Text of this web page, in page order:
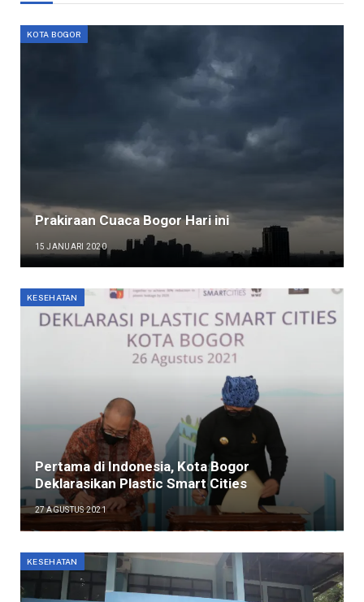
KOTA BOGOR
Prakiraan Cuaca Bogor Hari ini
15 JANUARI 2020
KESEHATAN
Pertama di Indonesia, Kota Bogor
Deklarasikan Plastic Smart Cities
27 AGUSTUS 2021
KESEHATAN